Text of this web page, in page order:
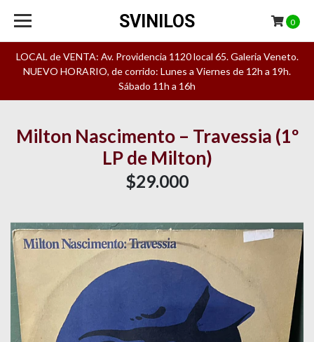
LOCAL de VENTA: Av. Providencia 1120 local 65. Galeria Veneto.
NUEVO HORARIO, de corrido: Lunes a Viernes de 12h a 19h.
Sábado 11h a 16h
SVINILOS 0
Milton Nascimento – Travessia (1º
LP de Milton)
$29.000